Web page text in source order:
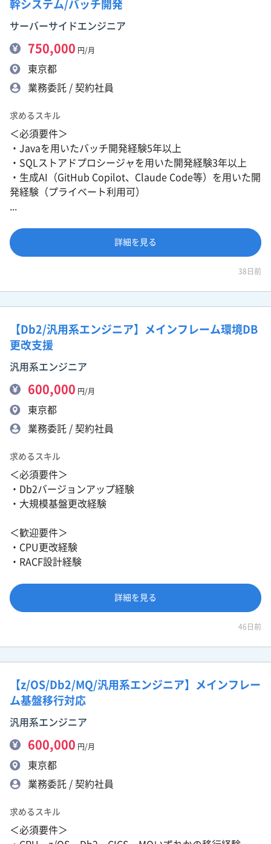
幹システム/バッチ開発
サーバーサイドエンジニア
750,000 円/月
東京都
業務委託 / 契約社員
求めるスキル
＜必須要件＞
・Javaを用いたバッチ開発経験5年以上
・SQLストアドプロシージャを用いた開発経験3年以上
・生成AI（GitHub Copilot、Claude Code等）を用いた開
発経験（プライベート利用可）
詳細を見る
38日前
【Db2/汎用系エンジニア】メインフレーム環境DB
更改支援
汎用系エンジニア
600,000 円/月
東京都
業務委託 / 契約社員
求めるスキル
＜必須要件＞
・Db2バージョンアップ経験
・大規模基盤更改経験
＜歓迎要件＞
・CPU更改経験
・RACF設計経験
詳細を見る
46日前
【z/OS/Db2/MQ/汎用系エンジニア】メインフレー
ム基盤移行対応
汎用系エンジニア
600,000 円/月
東京都
業務委託 / 契約社員
求めるスキル
＜必須要件＞